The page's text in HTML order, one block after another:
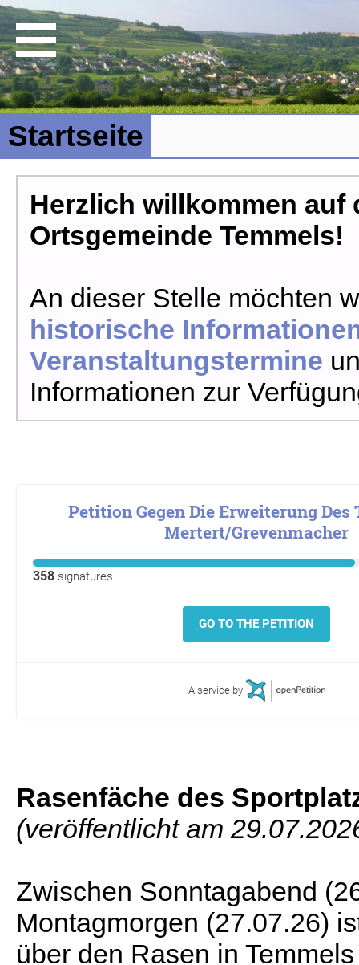
Startseite
Herzlich willkommen auf
Ortsgemeinde Temmels!
An dieser Stelle möchten
historische
Veranstaltungstermine
Informationen zur
Petition Gegen Die Erweiterung Des
Mertert/Grevenmacher
358 signatures
GO TO THE PETITION
A service by
Rasenfäche des
(veröffentlicht am
Zwischen Sonntagabend
Montagmorgen (27.07.26)
über den Rasen in